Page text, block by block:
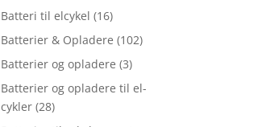
Batteri til elcykel (16)
Batterier & Opladere (102)
Batterier og opladere (3)
Batterier og opladere til el-
cykler (28)